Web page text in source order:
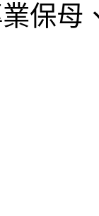
保母